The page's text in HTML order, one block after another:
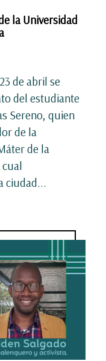
la Universidad
de abril se
del estudiante
Sereno, quien
de la
de la
ciudad...